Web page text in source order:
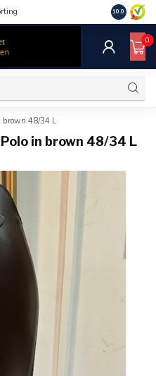
10.0
0
brown 48/34 L
in brown 48/34 L